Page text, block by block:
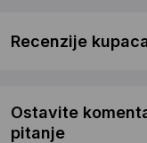
Recenzije
Ostavite
pitanje